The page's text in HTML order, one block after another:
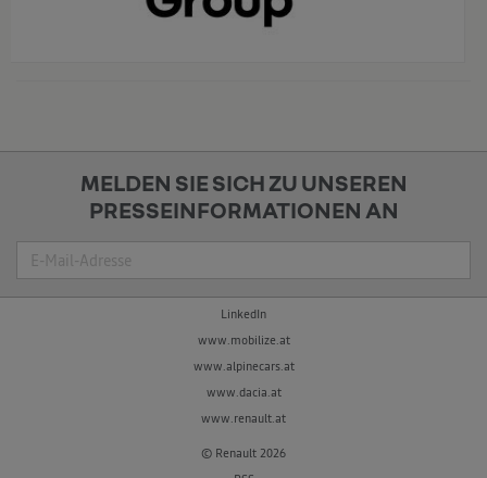
MELDEN SIE SICH ZU UNSEREN
PRESSEINFORMATIONEN AN
Suche
LinkedIn
www.mobilize.at
www.alpinecars.at
www.dacia.at
www.renault.at
© Renault 2026